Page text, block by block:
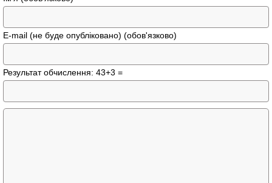
E-mail (не буде опубліковано) (обов'язково)
Результат обчислення: 43+3 =